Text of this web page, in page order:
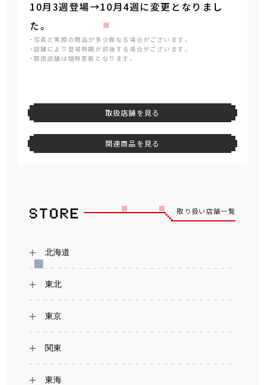
10月3週登場→10月4週に変更となりまし
た。
・写真と実際の商品が多少異なる場合がございます。
・店舗により登場時期が前後する場合がございます。
・取扱店舗は随時更新となります。
取扱店舗を見る
関連商品を見る
取り扱い店舗一覧
北海道
東北
東京
関東
東海